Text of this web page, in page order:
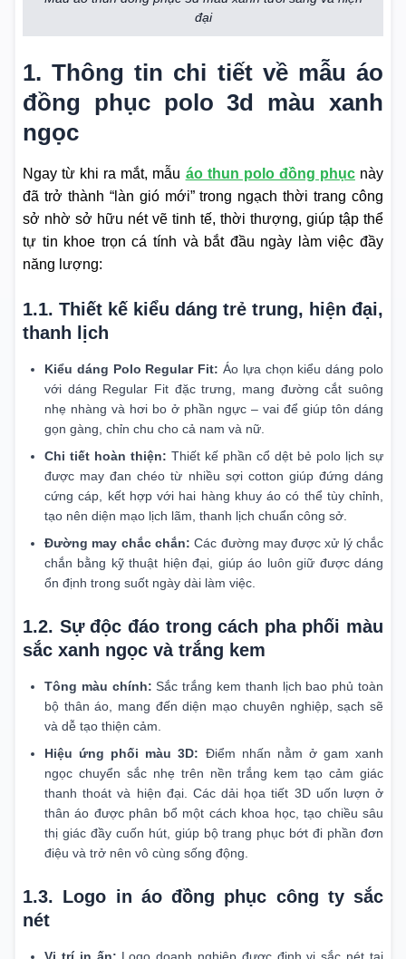
đại
1. Thông tin chi tiết về mẫu áo
đồng phục polo 3d màu xanh
ngọc
Ngay từ khi ra mắt, mẫu áo thun polo đồng phụcnày
đã trở thành “làn gió mới” trong ngạch thời trang công
sở nhờ sở hữu nét vẽ tinh tế, thời thượng, giúp tập thể
tự tin khoe trọn cá tính và bắt đầu ngày làm việc đầy
năng lượng:
1.1. Thiết kế kiểu dáng trẻ trung, hiện đại,
thanh lịch
Kiểu dáng Polo Regular Fit: Áo lựa chọn kiểu dáng polo
với dáng Regular Fit đặc trưng, mang đường cắt suông
nhẹ nhàng và hơi bo ở phần ngực – vai để giúp tôn dáng
gọn gàng, chỉn chu cho cả nam và nữ.
Chi tiết hoàn thiện: Thiết kế phần cổ dệt bẻ polo lịch sự
được may đan chéo từ nhiều sợi cotton giúp đứng dáng
cứng cáp, kết hợp với hai hàng khuy áo có thể tùy chỉnh,
tạo nên diện mạo lịch lãm, thanh lịch chuẩn công sở.
Đường may chắc chắn: Các đường may được xử lý chắc
chắn bằng kỹ thuật hiện đại, giúp áo luôn giữ được dáng
ổn định trong suốt ngày dài làm việc.
1.2. Sự độc đáo trong cách pha phối màu
sắc xanh ngọc và trắng kem
Tông màu chính: Sắc trắng kem thanh lịch bao phủ toàn
bộ thân áo, mang đến diện mạo chuyên nghiệp, sạch sẽ
và dễ tạo thiện cảm.
Hiệu ứng phối màu 3D: Điểm nhấn nằm ở gam xanh
ngọc chuyển sắc nhẹ trên nền trắng kem tạo cảm giác
thanh thoát và hiện đại. Các dải họa tiết 3D uốn lượn ở
thân áo được phân bổ một cách khoa học, tạo chiều sâu
thị giác đầy cuốn hút, giúp bộ trang phục bớt đi phần đơn
điệu và trở nên vô cùng sống động.
1.3. Logo in áo đồng phục công ty sắc
nét
Vị trí in ấn: Logo doanh nghiệp được định vị sắc nét tại